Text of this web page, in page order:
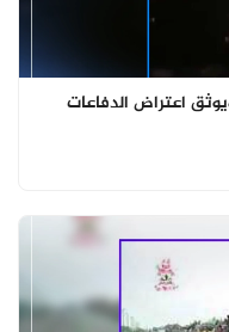
اعتراض الدفاعات